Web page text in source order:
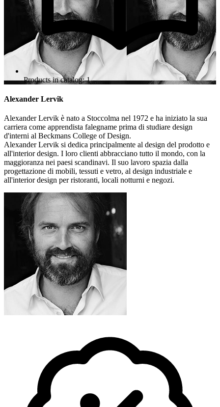
Products in catalog: 1
Alexander Lervik
Alexander Lervik è nato a Stoccolma nel 1972 e ha iniziato la sua
carriera come apprendista falegname prima di studiare design
d'interni al Beckmans College of Design.
Alexander Lervik si dedica principalmente al design del prodotto e
all'interior design. I loro clienti abbracciano tutto il mondo, con la
maggioranza nei paesi scandinavi. Il suo lavoro spazia dalla
progettazione di mobili, tessuti e vetro, al design industriale e
all'interior design per ristoranti, locali notturni e negozi.